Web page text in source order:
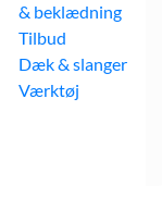
& beklædning
Dæk & slanger
Værktøj